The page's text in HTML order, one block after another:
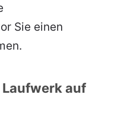
Sie einen
Laufwerk auf